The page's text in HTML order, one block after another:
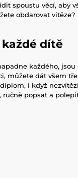
spoustu věcí, aby
obdarovat vítěze?
dítě
každého, jsou
můžete dát všem
i když
ručně popsat a